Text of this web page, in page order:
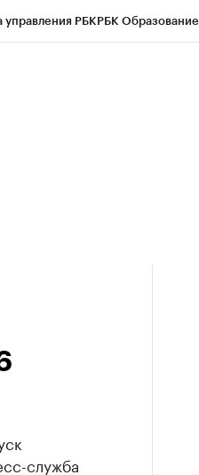
управления РБКРБК Образование
служба